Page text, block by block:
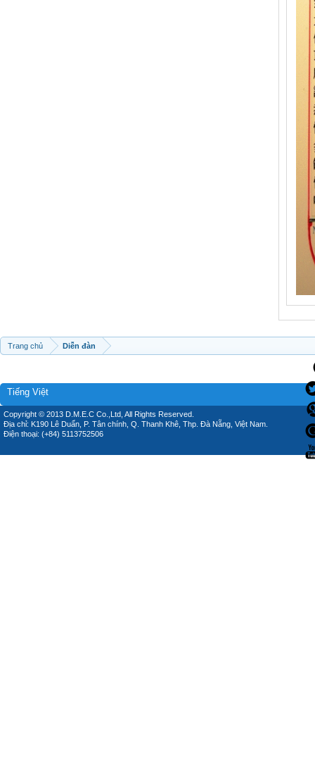
Trang chủ Diễn đàn
Tiếng Việt
Copyright © 2013 D.M.E.C Co.,Ltd, All Rights Reserved.
Địa chỉ: K190 Lê Duẩn, P. Tân chính, Q. Thanh Khê, Thp. Đà Nẵng, Việt Nam.
Điện thoại: (+84) 5113752506